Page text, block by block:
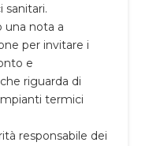
sanitari.
una nota a
per invitare i
e
riguarda di
termici
responsabile dei